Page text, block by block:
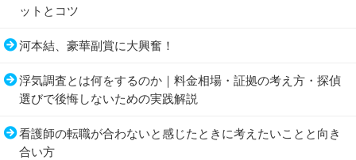
ットとコツ
河本結、豪華副賞に大興奮！
浮気調査とは何をするのか｜料金相場・証拠の考え方・探偵
選びで後悔しないための実践解説
看護師の転職が合わないと感じたときに考えたいことと向き
合い方